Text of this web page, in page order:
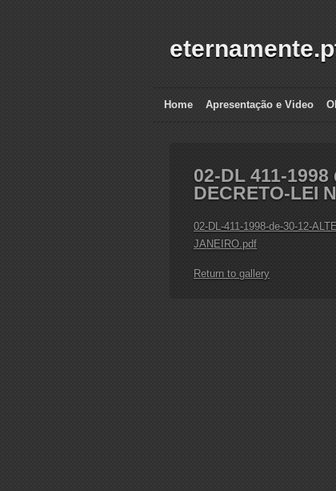
Home Apresentação e Video
02-DL 411-1998
DECRETO-LEI
02-DL-411-1998-de-30-12-
JANEIRO.pdf
Return to gallery